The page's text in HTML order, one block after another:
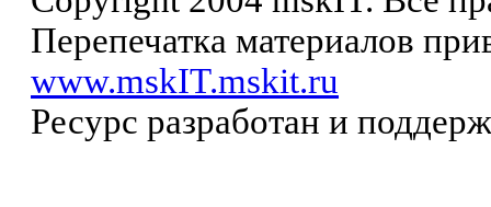
Перепечатка материалов
www.mskIT.mskit.ru
Ресурс разработан и